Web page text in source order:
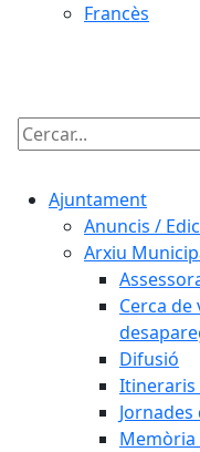
Francès
Cercar:
Ajuntament
Anuncis /
Arxiu
Cerca
Difusió
Itineraris
Jornades